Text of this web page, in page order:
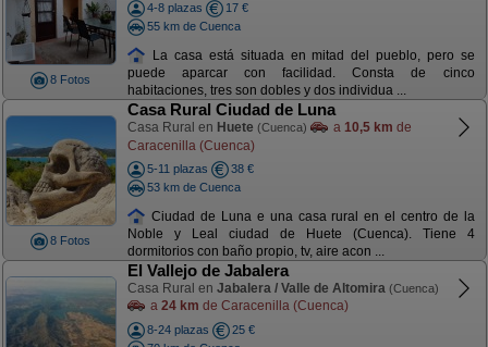
8 Fotos
4-8 plazas
17 €
55 km de Cuenca
La casa está situada en mitad del pueblo, pero se
puede aparcar con facilidad. Consta de cinco
habitaciones, tres son dobles y dos individua ...
8 Fotos
Casa Rural Ciudad de Luna
Casa Rural en Huete (Cuenca) a 10,5 km de
Caracenilla (Cuenca)
5-11 plazas
38 €
53 km de Cuenca
Ciudad de Luna e una casa rural en el centro de la
Noble y Leal ciudad de Huete (Cuenca). Tiene 4
dormitorios con baño propio, tv, aire acon ...
El Vallejo de Jabalera
Casa Rural en Jabalera / Valle de Altomira (Cuenca)
a 24 km de Caracenilla (Cuenca)
8-24 plazas
25 €